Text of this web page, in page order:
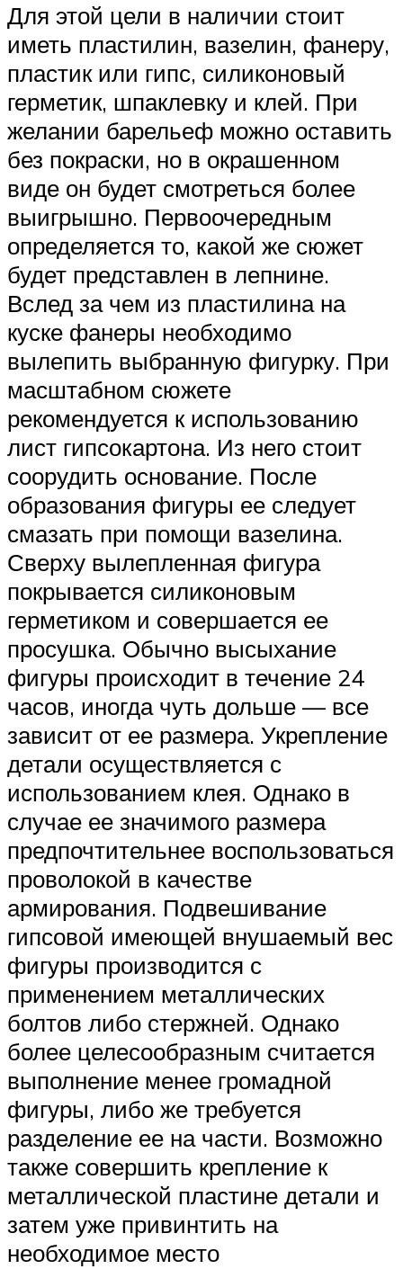
Для этой цели в наличии стоит
иметь пластилин, вазелин, фанеру,
пластик или гипс, силиконовый
герметик, шпаклевку и клей. При
желании барельеф можно оставить
без покраски, но в окрашенном
виде он будет смотреться более
выигрышно. Первоочередным
определяется то, какой же сюжет
будет представлен в лепнине.
Вслед за чем из пластилина на
куске фанеры необходимо
вылепить выбранную фигурку. При
масштабном сюжете
рекомендуется к использованию
лист гипсокартона. Из него стоит
соорудить основание. После
образования фигуры ее следует
смазать при помощи вазелина.
Сверху вылепленная фигура
покрывается силиконовым
герметиком и совершается ее
просушка. Обычно высыхание
фигуры происходит в течение 24
часов, иногда чуть дольше — все
зависит от ее размера. Укрепление
детали осуществляется с
использованием клея. Однако в
случае ее значимого размера
предпочтительнее воспользоваться
проволокой в качестве
армирования. Подвешивание
гипсовой имеющей внушаемый вес
фигуры производится с
применением металлических
болтов либо стержней. Однако
более целесообразным считается
выполнение менее громадной
фигуры, либо же требуется
разделение ее на части. Возможно
также совершить крепление к
металлической пластине детали и
затем уже привинтить на
необходимое место